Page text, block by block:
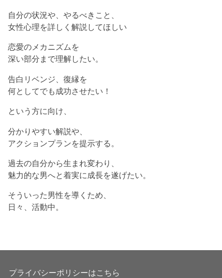
自分の状況や、やるべきこと、
女性心理を詳しく解説してほしい
恋愛のメカニズムを
深い部分まで理解したい。
告白リベンジ、復縁を
何としてでも成功させたい！
という方に向け、
分かりやすい解説や、
アクションプランを提示する。
過去の自分から生まれ変わり、
魅力的な男へと着実に成長を遂げたい。
そういった男性を導くため、
日々、活動中。
プライバシーポリシーはこちら